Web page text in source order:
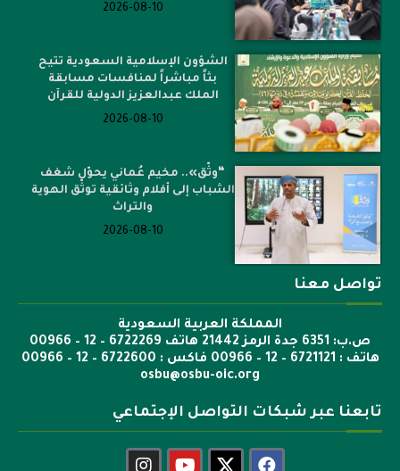
الشؤون الإسلامية السعودية تتيح
بثاً مباشراً لمنافسات مسابقة
الملك عبدالعزيز الدولية للقرآن
“وثّق».. مخيم عُماني يحوّل شغف
الشباب إلى أفلام وثائقية توثّق الهوية
والتراث
تواصل معنا
المملكة العربية السعودية
ص.ب: 6351 جدة الرمز 21442 هاتف 6722269 – 12 – 00966
osbu@osbu-oic.org
تابعنا عبر شبكات التواصل الإجتماعي